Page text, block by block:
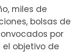
miles de
bolsas de
por
objetivo de